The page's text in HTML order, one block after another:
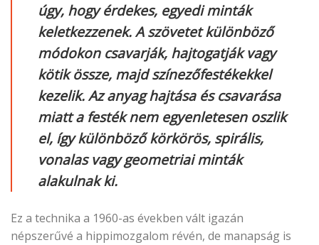
úgy, hogy érdekes, egyedi minták
keletkezzenek. A szövetet különböző
módokon csavarják, hajtogatják vagy
kötik össze, majd színezőfestékekkel
kezelik. Az anyag hajtása és csavarása
miatt a festék nem egyenletesen oszlik
el, így különböző körkörös, spirális,
vonalas vagy geometriai minták
alakulnak ki.
Ez a technika a 1960-as években vált igazán
népszerűvé a hippimozgalom révén, de manapság is